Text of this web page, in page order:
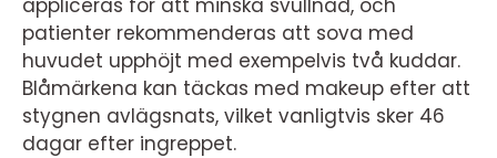
patienter rekommenderas att sova med
huvudet upphöjt med exempelvis två kuddar.
Blåmärkena kan täckas med makeup efter att
stygnen avlägsnats, vilket vanligtvis sker 46
dagar efter ingreppet.